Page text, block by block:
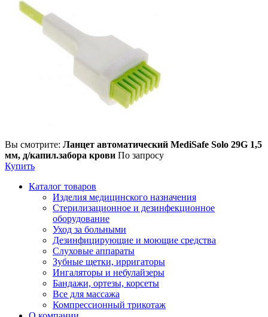
Вы смотрите: Ланцет автоматический MediSafe Solo 29G 1,5
мм, д/капил.забора крови По запросу
Купить
Каталог товаров
Изделия медицинского назначения
Стерилизационное и дезинфекционное
оборудование
Уход за больными
Дезинфицирующие и моющие средства
Слуховые аппараты
Зубные щетки, ирригаторы
Ингаляторы и небулайзеры
Бандажи, ортезы, корсеты
Все для массажа
Компрессионный трикотаж